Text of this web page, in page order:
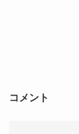
コメント